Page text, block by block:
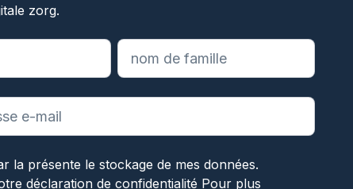
zorg.
champs obligatoires
la présente le stockage de mes données.
déclaration de confidentialité Pour plus